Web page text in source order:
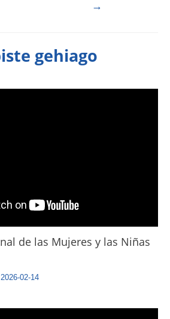
→
gehiago
de las Mujeres y las Niñas
2026-02-14